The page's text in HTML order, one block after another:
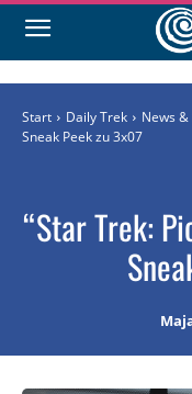
Start Daily Trek News
Sneak Peek zu 3x07
“Star Trek: